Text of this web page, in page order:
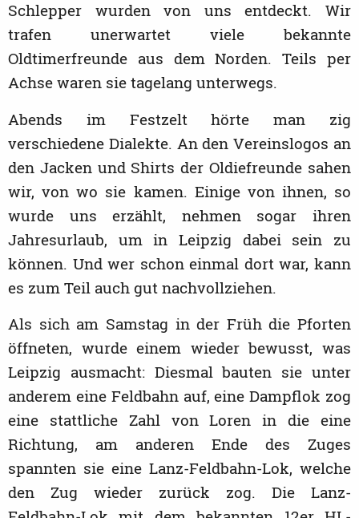
Schlepper wurden von uns entdeckt. Wir
trafen unerwartet viele bekannte
Oldtimerfreunde aus dem Norden. Teils per
Achse waren sie tagelang unterwegs.
Abends im Festzelt hörte man zig
verschiedene Dialekte. An den Vereinslogos an
den Jacken und Shirts der Oldiefreunde sahen
wir, von wo sie kamen. Einige von ihnen, so
wurde uns erzählt, nehmen sogar ihren
Jahresurlaub, um in Leipzig dabei sein zu
können. Und wer schon einmal dort war, kann
es zum Teil auch gut nachvollziehen.
Als sich am Samstag in der Früh die Pforten
öffneten, wurde einem wieder bewusst, was
Leipzig ausmacht: Diesmal bauten sie unter
anderem eine Feldbahn auf, eine Dampflok zog
eine stattliche Zahl von Loren in die eine
Richtung, am anderen Ende des Zuges
spannten sie eine Lanz-Feldbahn-Lok, welche
den Zug wieder zurück zog. Die Lanz-